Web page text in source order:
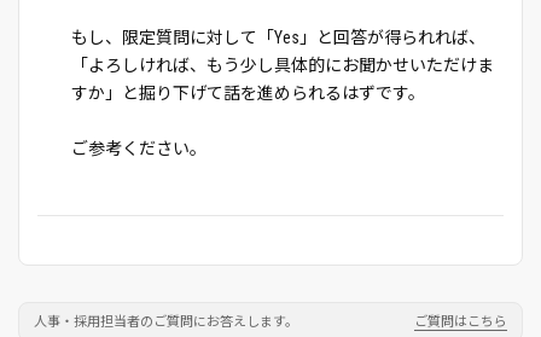
もし、限定質問に対して「Yes」と回答が得られれば、
「よろしければ、もう少し具体的にお聞かせいただけま
すか」と掘り下げて話を進められるはずです。
ご参考ください。
人事・採用担当者のご質問にお答えします。 ご質問はこちら